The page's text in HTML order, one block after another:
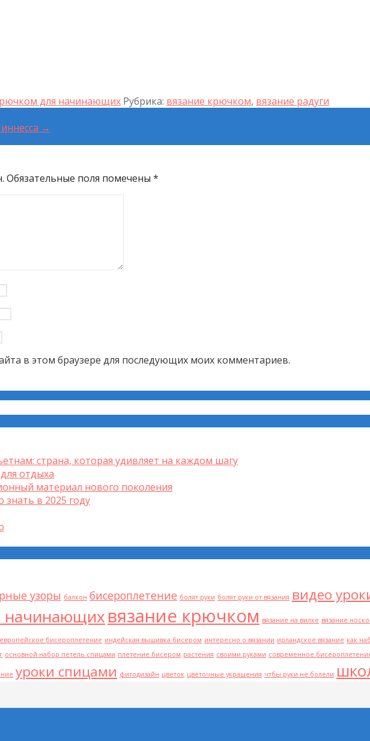
для начинающих Рубрика: вязание крючком, вязание радуги
→
Обязательные поля помечены *
в этом браузере для последующих моих комментариев.
страна, которая удивляет на каждом шагу
отдыха
материал нового поколения
в 2025 году
узоры балкон бисероплетение болят руки болят руки от вязания видео
начинающихвязание крючком вязание на вилке вязание
европейское бисероплетение индейская вышивка бисером интересно о вязании ирландское вязание как
основной набор петель спицами плетение бисером растения своими руками современное
уроки спицами фитодизайн цветок цветочные украшения чтбы руки не болели